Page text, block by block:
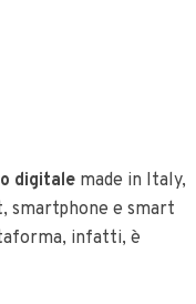
digitale made in Italy,
smartphone e smart
infatti, è